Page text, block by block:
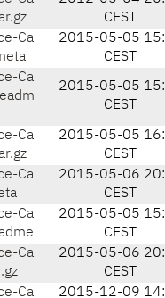
CEST
Ca
2015-05-05
CEST
Ca
2015-05-05
CEST
Ca
2015-05-05
CEST
Ca
2015-05-06
CEST
Ca
2015-05-05
CEST
Ca
2015-05-06
CEST
Ca
2015-12-09